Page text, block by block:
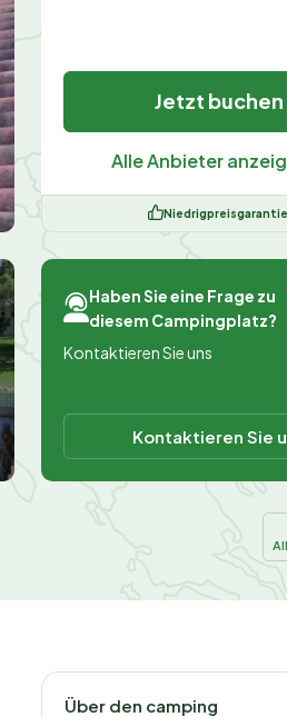
Jetzt buchen
Alle Anbieter
Haben Sie eine Frage zu
diesem Campingplatz?
Kontaktieren Sie uns
Kontaktieren Sie
Über den camping